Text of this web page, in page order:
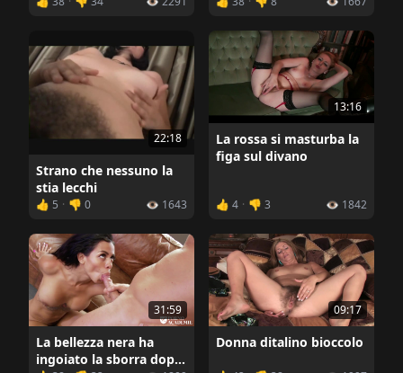
22:18
Strano che nessuno la
stia lecchi
👍 5 · 👎 0 👁️ 1643
13:16
La rossa si masturba la
figa sul divano
👍 4 · 👎 3 👁️ 1842
31:59
La bellezza nera ha
ingoiato la sborra dopo
09:17
Donna ditalino bioccolo